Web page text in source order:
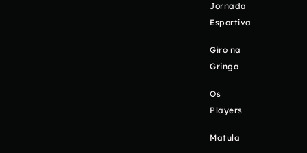
Jornada
Esportiva
Giro na
Gringa
Os
Players
Matula